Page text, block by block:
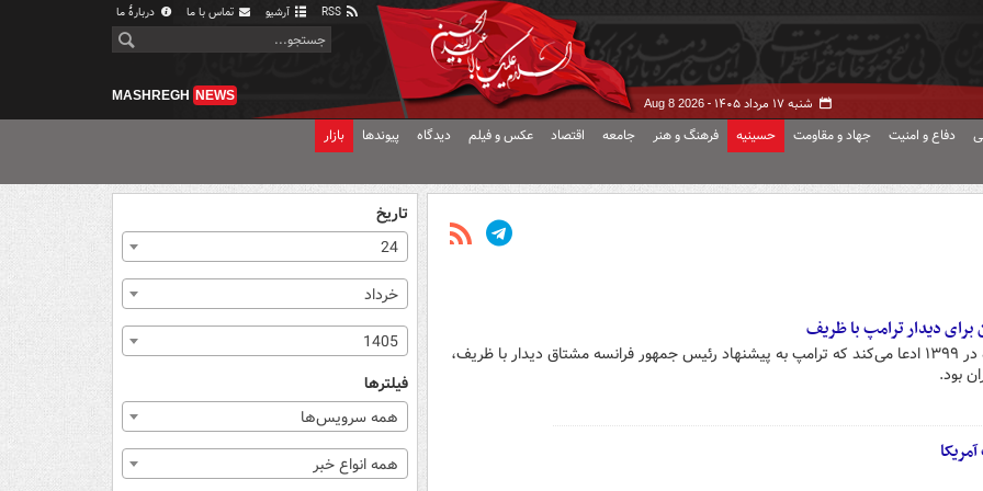
آرشیو تماس با ما دربارهٔ ما
شنبه ۱۷ مرداد ۱۴۰۵ - Aug 8 2026
MASHREGH NEWS
دفاع و امنیت جهاد و مقاومت حسینیه فرهنگ و هنر جامعه اقتصاد عکس و فیلم دیدگاه پیوندها بازار
بولتون در کتاب خاطرات منتشر شده در ۱۳۹۹ ادعا می‌کند که ترامپ به پیشنهاد رئیس جمهور فرانسه مشتاق دیدار با ظریف،
بود.
تاریخ
24
خرداد
1405
فیلترها
همه سرویس‌ها
همه انواع خبر